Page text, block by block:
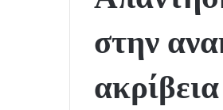
στην
ακρίβεια